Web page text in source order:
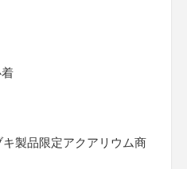
製品限定アクアリウム商